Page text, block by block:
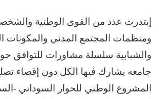
إبتدرت عدد من القوى الوطنية
ومنظمات المجتمع المدني والمكونات
والشبابية سلسلة مشاورات للتوافق
جامعه يشارك فيها الكل دون إقصاء
المشروع الوطني للحوار السوداني -